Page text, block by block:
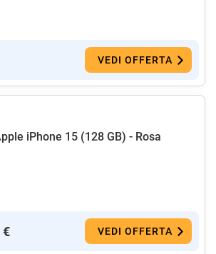
VEDI OFFERTA
iPhone 15 (128 GB) - Rosa
€ VEDI OFFERTA